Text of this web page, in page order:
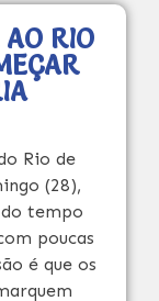
AO RIO
Rio de
(28),
tempo
poucas
é que os